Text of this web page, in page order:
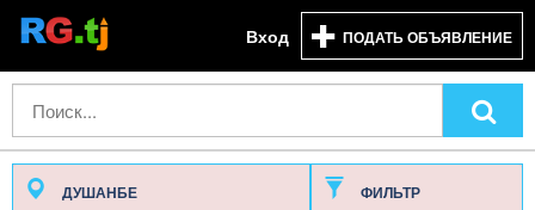
Вход ПОДАТЬ ОБЪЯВЛЕНИЕ
ДУШАНБЕ ФИЛЬТР